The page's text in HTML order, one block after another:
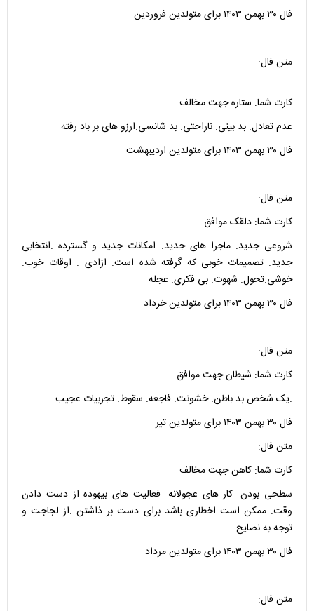
فال ۳۰ بهمن ۱۴۰۳ برای متولدین فروردین
متن فال:
کارت شما: ستاره جهت مخالف
عدم تعادل. بد بینی. ناراحتی. بد شانسی.ارزو های بر باد رفته
فال ۳۰ بهمن ۱۴۰۳ برای متولدین اردیبهشت
متن فال:
کارت شما: دلقک موافق
شروعی جدید. ماجرا های جدید. امکانات جدید و گسترده .انتخابی
جدید. تصمیمات خوبی که گرفته شده است. ازادی . اوقات خوب.
خوشی.تحول. شهوت. بی فکری. عجله
فال ۳۰ بهمن ۱۴۰۳ برای متولدین خرداد
متن فال:
کارت شما: شیطان جهت موافق
.یک شخص بد باطن. خشونت. فاجعه. سقوط. تجربیات عجیب
فال ۳۰ بهمن ۱۴۰۳ برای متولدین تیر
متن فال:
کارت شما: کاهن جهت مخالف
سطحی بودن. کار های عجولانه. فعالیت های بیهوده از دست دادن
وقت. ممکن است اخطاری باشد برای دست بر ذاشتن .از لجاجت و
توجه به نصایح
فال ۳۰ بهمن ۱۴۰۳ برای متولدین مرداد
متن فال: